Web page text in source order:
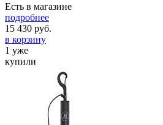
Есть в магазине
подробнее
15 430 руб.
в корзину
1 уже
купили